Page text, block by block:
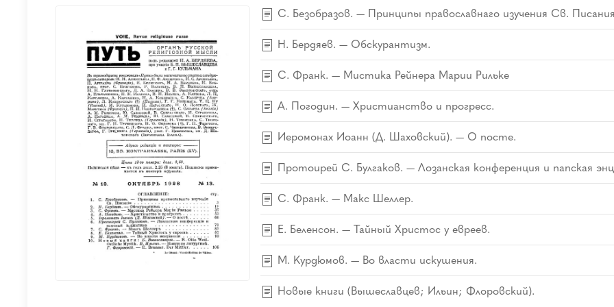
С. Безобразов. — Принципы православнаго изучения Св.
Н. Бердяев. — Обскурантизм.
С. Франк. — Мистика Рейнера Марии Рильке
А. Погодин. — Христианство и прогресс.
Иеромонах Иоанн (Д. Шаховский). — О посте.
Протоирей С. Булгаков. — Лозанская конференция и папская
С. Франк. — Макс Шеллер.
Е. Беленсон. — Тайный Христос у евреев.
М. Курдюмов. — Во власти искушения.
Новые книги (Вышеславцев; Ильин; Флоровский).